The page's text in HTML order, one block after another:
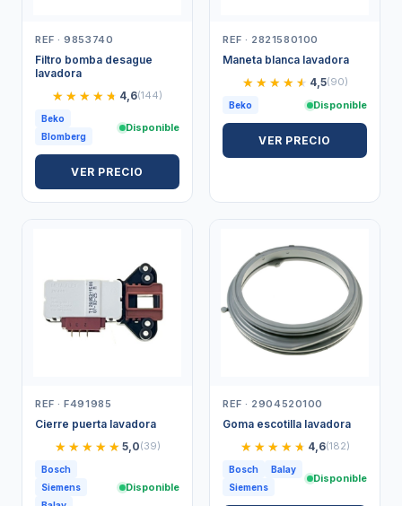
REF · 9853740
Filtro bomba desague
lavadora
★★★★★
★★★★★ 4,6(144)
Beko
Blomberg
Disponible
VER PRECIO
REF · 2821580100
Maneta blanca lavadora
★★★★★
★★★★★ 4,5(90)
Beko Disponible
VER PRECIO
REF · F491985
Cierre puerta lavadora
★★★★★
★★★★★ 5,0(39)
Bosch
Siemens
Disponible
REF · 2904520100
Goma escotilla lavadora
★★★★★
★★★★★ 4,6(182)
Bosch
Balay
Siemens
Disponible